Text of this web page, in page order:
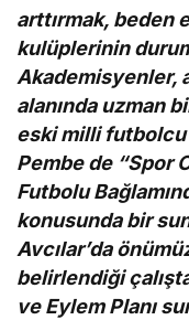
arttırmak, beden
kulüplerinin
Akademisyenler,
alanında uzman
eski milli
Pembe de “Spor
Futbolu
konusunda bir
Avcılar’da
belirlendiği
ve Eylem Planı